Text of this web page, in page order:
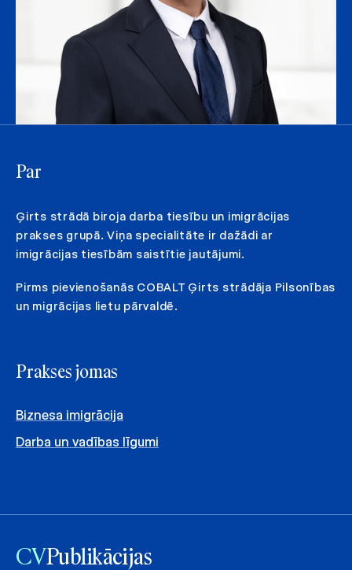
Par
Ģirts strādā biroja darba tiesību un imigrācijas
prakses grupā. Viņa specialitāte ir dažādi ar
imigrācijas tiesībām saistītie jautājumi.
Pirms pievienošanās COBALT Ģirts strādāja Pilsonības
un migrācijas lietu pārvaldē.
Prakses jomas
Biznesa imigrācija
Darba un vadības līgumi
CVPublikācijas